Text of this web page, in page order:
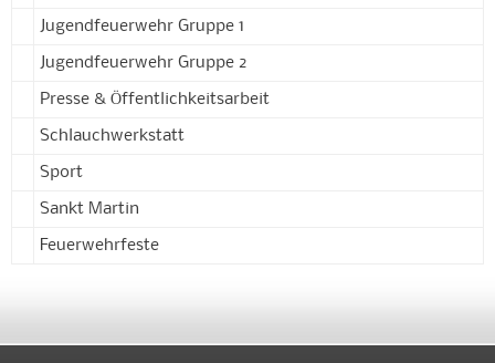
Jugendfeuerwehr Gruppe 1
Jugendfeuerwehr Gruppe 2
Presse & Öffentlichkeitsarbeit
Schlauchwerkstatt
Sport
Sankt Martin
Feuerwehrfeste